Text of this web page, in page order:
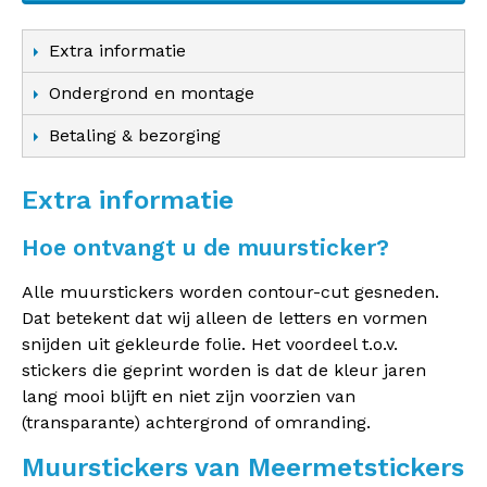
Extra informatie
Ondergrond en montage
Betaling & bezorging
Extra informatie
Hoe ontvangt u de muursticker?
Alle muurstickers worden contour-cut gesneden.
Dat betekent dat wij alleen de letters en vormen
snijden uit gekleurde folie. Het voordeel t.o.v.
stickers die geprint worden is dat de kleur jaren
lang mooi blijft en niet zijn voorzien van
(transparante) achtergrond of omranding.
Muurstickers van Meermetstickers